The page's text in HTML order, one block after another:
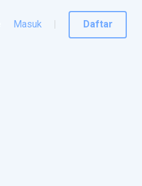
Masuk Daftar